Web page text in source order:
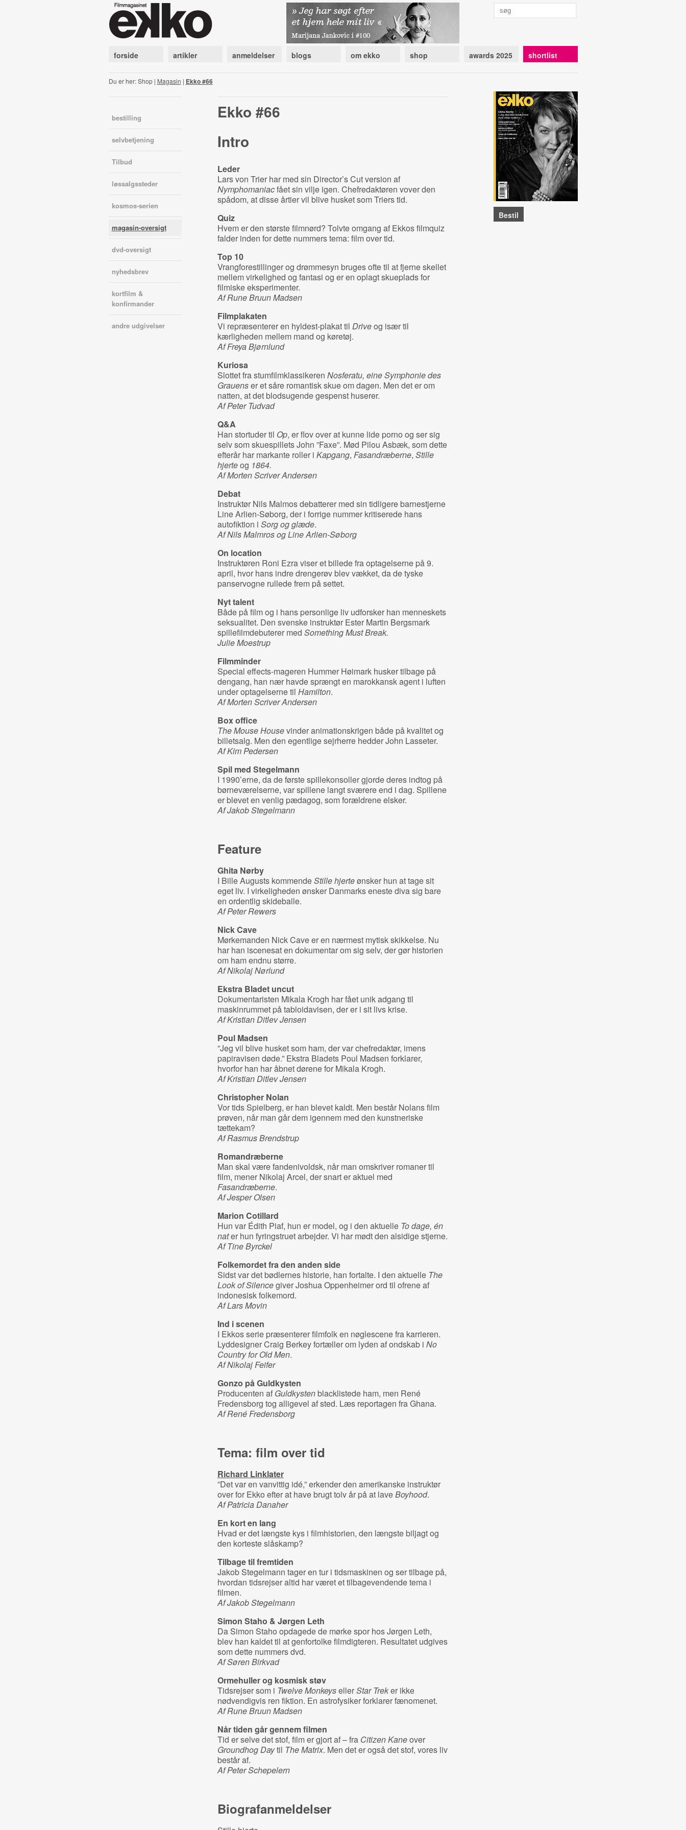
forside artikler anmeldelser blogs om ekko shop awards 2025 shortlist
Du er her: Shop | Magasin | Ekko #66
bestilling
selvbetjening
Tilbud
løssalgssteder
kosmos-serien
magasin-oversigt
dvd-oversigt
nyhedsbrev
kortfilm &
konfirmander
andre udgivelser
Ekko #66
Intro
Leder
Lars von Trier har med sin Director’s Cut version af
Nymphomaniacfået sin vilje igen. Chefredaktøren vover den
spådom, at disse årtier vil blive husket som Triers tid.
Quiz
Hvem er den største filmnørd? Tolvte omgang af Ekkos filmquiz
falder inden for dette nummers tema: film over tid.
Top 10
Vrangforestillinger og drømmesyn bruges ofte til at fjerne skellet
mellem virkelighed og fantasi og er en oplagt skueplads for
filmiske eksperimenter.
Af Rune Bruun Madsen
Filmplakaten
Vi repræsenterer en hyldest-plakat til Driveog især til
kærligheden mellem mand og køretøj.
Af Freya Bjørnlund
Kuriosa
Slottet fra stumfilmklassikeren Nosferatu, eine Symphonie des
Grauenser et såre romantisk skue om dagen. Men det er om
natten, at det blodsugende gespenst huserer.
Af Peter Tudvad
Q&A
Han stortuder til Op, er flov over at kunne lide porno og ser sig
selv som skuespillets John ”Faxe”. Mød Pilou Asbæk, som dette
efterår har markante roller i Kapgang, Fasandræberne, Stille
hjerteog 1864.
Af Morten Scriver Andersen
Debat
Instruktør Nils Malmos debatterer med sin tidligere barnestjerne
Line Arlien-Søborg, der i forrige nummer kritiserede hans
autofiktion i Sorg og glæde.
Af Nils Malmros og Line Arlien-Søborg
On location
Instruktøren Roni Ezra viser et billede fra optagelserne på 9.
april, hvor hans indre drengerøv blev vækket, da de tyske
panservogne rullede frem på settet.
Nyt talent
Både på film og i hans personlige liv udforsker han menneskets
seksualitet. Den svenske instruktør Ester Martin Bergsmark
spillefilmdebuterer med Something Must Break.
Julie Moestrup
Filmminder
Special effects-mageren Hummer Høimark husker tilbage på
dengang, han nær havde sprængt en marokkansk agent i luften
under optagelserne til Hamilton.
Af Morten Scriver Andersen
Box office
The Mouse Housevinder animationskrigen både på kvalitet og
billetsalg. Men den egentlige sejrherre hedder John Lasseter.
Af Kim Pedersen
Spil med Stegelmann
I 1990’erne, da de første spillekonsoller gjorde deres indtog på
børneværelserne, var spillene langt sværere end i dag. Spillene
er blevet en venlig pædagog, som forældrene elsker.
Af Jakob Stegelmann
Feature
Ghita Nørby
I Bille Augusts kommendeStille hjerteønsker hun at tage sit
eget liv. I virkeligheden ønsker Danmarks eneste diva sig bare
en ordentlig skideballe.
Af Peter Rewers
Nick Cave
Mørkemanden Nick Cave er en nærmest mytisk skikkelse. Nu
har han iscenesat en dokumentar om sig selv, der gør historien
om ham endnu større.
Af Nikolaj Nørlund
Ekstra Bladet uncut
Dokumentaristen Mikala Krogh har fået unik adgang til
maskinrummet på tabloidavisen, der er i sit livs krise.
Af Kristian Ditlev Jensen
Poul Madsen
”Jeg vil blive husket som ham, der var chefredaktør, imens
papiravisen døde.” Ekstra Bladets Poul Madsen forklarer,
hvorfor han har åbnet dørene for Mikala Krogh.
Af Kristian Ditlev Jensen
Christopher Nolan
Vor tids Spielberg, er han blevet kaldt. Men består Nolans film
prøven, når man går dem igennem med den kunstneriske
tættekam?
Af Rasmus Brendstrup
Romandræberne
Man skal være fandenivoldsk, når man omskriver romaner til
film, mener Nikolaj Arcel, der snart er aktuel med
Fasandræberne.
Af Jesper Olsen
Marion Cotillard
Hun var Édith Piaf, hun er model, og i den aktuelle To dage, én
nater hun fyringstruet arbejder. Vi har mødt den alsidige stjerne.
Af Tine Byrckel
Folkemordet fra den anden side
Sidst var det bødlernes historie, han fortalte. I den aktuelle The
Look of Silencegiver Joshua Oppenheimer ord til ofrene af
indonesisk folkemord.
Af Lars Movin
Ind i scenen
I Ekkos serie præsenterer filmfolk en nøglescene fra karrieren.
Lyddesigner Craig Berkey fortæller om lyden af ondskab i No
Country for Old Men.
Af Nikolaj Feifer
Gonzo på Guldkysten
Producenten af Guldkysten blacklistede ham, men René
Fredensborg tog alligevel af sted. Læs reportagen fra Ghana.
Af René Fredensborg
Tema: film over tid
Richard Linklater
”Det var en vanvittig idé,” erkender den amerikanske instruktør
over for Ekko efter at have brugt tolv år på at laveBoyhood.
Af Patricia Danaher
En kort en lang
Hvad er det længste kys i filmhistorien, den længste biljagt og
den korteste slåskamp?
Tilbage til fremtiden
Jakob Stegelmann tager en tur i tidsmaskinen og ser tilbage på,
hvordan tidsrejser altid har været et tilbagevendende tema i
filmen.
Af Jakob Stegelmann
Simon Staho & Jørgen Leth
Da Simon Staho opdagede de mørke spor hos Jørgen Leth,
blev han kaldet til at genfortolke filmdigteren. Resultatet udgives
som dette nummers dvd.
Af Søren Birkvad
Ormehuller og kosmisk støv
Tidsrejser som i Twelve MonkeysellerStar Treker ikke
nødvendigvis ren fiktion. En astrofysiker forklarer fænomenet.
Af Rune Bruun Madsen
Når tiden går gennem filmen
Tid er selve det stof, film er gjort af – fra Citizen Kaneover
Groundhog Daytil The Matrix. Men det er også det stof, vores liv
består af.
Af Peter Schepelern
Biografanmeldelser
Bestil